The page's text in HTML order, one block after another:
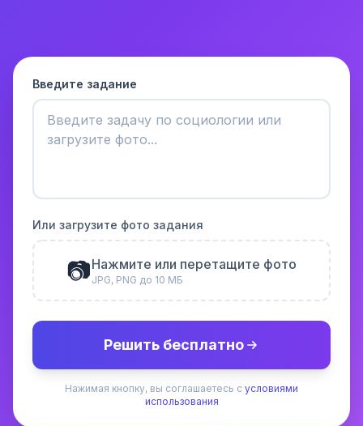
Введите задание
Или загрузите фото задания
📷Нажмите или перетащите фото
JPG, PNG до 10 МБ
Решить бесплатно
Нажимая кнопку, вы соглашаетесь с условиями
использования